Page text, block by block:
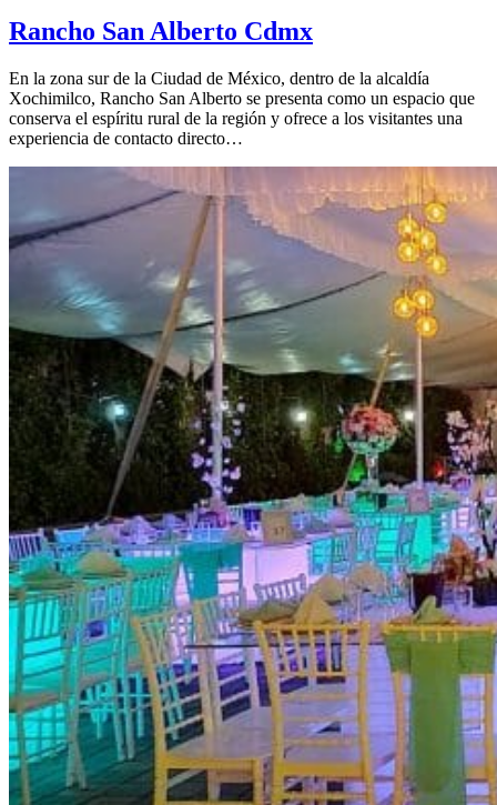
Rancho San Alberto Cdmx
En la zona sur de la Ciudad de México, dentro de la alcaldía
Xochimilco, Rancho San Alberto se presenta como un espacio que
conserva el espíritu rural de la región y ofrece a los visitantes una
experiencia de contacto directo…